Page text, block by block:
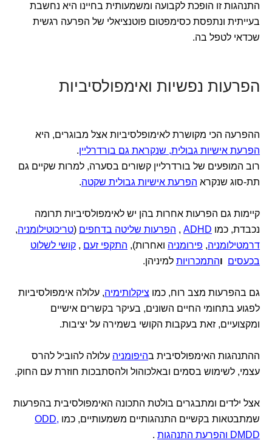
התנהגות זו הופכת לקבועה ומשמעותית בחיינו היא נחשבת
בעייתית ונתפסת כסימפטום פוטנציאלי של הפרעה רגשית
שכדאי לטפל בה.
הפרעות נפשיות ואימפולסיביות
ההפרעה הכי מקושרת לאימופלסיביות אצל מבוגרים, היא
הפרעת אישיות גבולית, שנקראת גם בורדרליין.
רוב המופעים של בורדרליין קשורים בסערה, למרות שקיים גם
תת-סוג שנקרא הפרעת אישיות גבולית שקטה.
קיימות גם הפרעות אחרות בהן יש לאימפולסיביות תרומה
נכבדת, כמו ADHD
, הפרעות שליטה בדחפים (טריכוטילומניה,
דרמטילומניה, פירומניה ואחרות), התקפי זעם , קושי לשלוט
בכעסים והתמכרויות למיניהן.
גם בהפרעות מצב רוח, כמו ציקלותימיה, עלולה אימפולסיביות
לפגוע בתחומי החיים השונים, בעיקר בקשרים אישיים
ומקצועיים, זאת בעקבות הקושי בשמירה על יציבות.
ההתנהגות האימפולסיבית בהיפומניה עלולה להוביל להרס
עצמי, לשימוש בסמים ובאלכוהול ולהסתבכות חוזרת עם החוק.
אצל ילדים ומתבגרים בולטת התכונה האימפולסיבית בהפרעות
שמתבטאות בקשיים התנהגותיים משמעותיים, כמו ODD,
DMDD והפרעת התנהגות .